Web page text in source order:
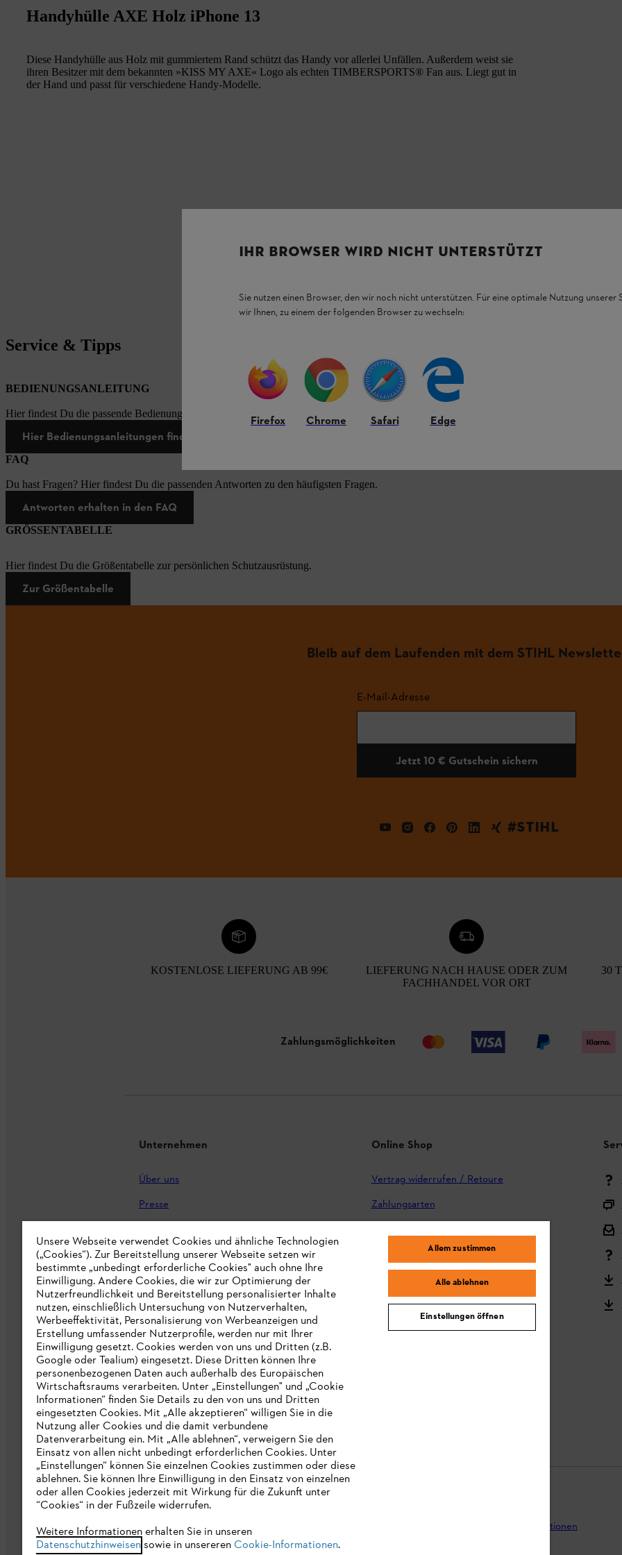
Handyhülle AXE Holz iPhone 13
Diese Handyhülle aus Holz mit gummiertem Rand schützt das Handy vor allerlei Unfällen. Außerdem weist sie
ihren Besitzer mit dem bekannten »KISS MY AXE« Logo als echten TIMBERSPORTS® Fan aus. Liegt gut in
der Hand und passt für verschiedene Handy-Modelle.
Service & Tipps
BEDIENUNGSANLEITUNG
Hier findest Du die passende Bedienungsanleitungen zu unseren STIHL Produkten.
Hier Bedienungsanleitungen finden
FAQ
Du hast Fragen? Hier findest Du die passenden Antworten zu den häufigsten Fragen.
Antworten erhalten in den FAQ
GRÖSSENTABELLE
Hier findest Du die Größentabelle zur persönlichen Schutzausrüstung.
Zur Größentabelle
Bleib auf dem Laufenden mit dem STIHL
E-Mail-Adresse
Jetzt 10 € Gutschein sichern
#STIHL
KOSTENLOSE LIEFERUNG AB 99€
LIEFERUNG NACH HAUSE ODER ZUM
FACHHANDEL VOR ORT
30
Zahlungsmöglichkeiten
Unternehmen
Über uns
Presse
STIHL Markenshop
Nachhaltigkeit
STIHL Hinweisgebersystem
Informationen für Lieferunternehmen
Erklärung zur Barrierefreiheit
Produktpiraterie
Fakten zu STIHL
Online Shop
Vertrag widerrufen / Retoure
Zahlungsarten
Reklamation und Garantie
STIHL Kooperationsprogramm
STIHL Bedienungsanleitungen
MY STIHL
Allgemeine Geschäftsbedingungen Rechtliche Informationen
IHR BROWSER WIRD NICHT UNTERSTÜTZT
Sie nutzen einen Browser, den wir noch nicht unterstützen. Für eine optimale Nutzung unserer
wir Ihnen, zu einem der folgenden Browser zu wechseln:
Firefox Chrome Safari Edge
Unsere Webseite verwendet Cookies und ähnliche Technologien
(„Cookies“). Zur Bereitstellung unserer Webseite setzen wir
bestimmte „unbedingt erforderliche Cookies" auch ohne Ihre
Einwilligung. Andere Cookies, die wir zur Optimierung der
Nutzerfreundlichkeit und Bereitstellung personalisierter Inhalte
nutzen, einschließlich Untersuchung von Nutzerverhalten,
Werbeeffektivität, Personalisierung von Werbeanzeigen und
Erstellung umfassender Nutzerprofile, werden nur mit Ihrer
Einwilligung gesetzt. Cookies werden von uns und Dritten (z.B.
Google oder Tealium) eingesetzt. Diese Dritten können Ihre
personenbezogenen Daten auch außerhalb des Europäischen
Wirtschaftsraums verarbeiten. Unter „Einstellungen" und „Cookie
Informationen“ finden Sie Details zu den von uns und Dritten
eingesetzten Cookies. Mit „Alle akzeptieren“ willigen Sie in die
Nutzung aller Cookies und die damit verbundene
Datenverarbeitung ein. Mit „Alle ablehnen“, verweigern Sie den
Einsatz von allen nicht unbedingt erforderlichen Cookies. Unter
„Einstellungen“ können Sie einzelnen Cookies zustimmen oder diese
ablehnen. Sie können Ihre Einwilligung in den Einsatz von einzelnen
oder allen Cookies jederzeit mit Wirkung für die Zukunft unter
“Cookies“ in der Fußzeile widerrufen.
Weitere Informationen erhalten Sie in unseren
Datenschutzhinweisensowie in unsereren Cookie-Informationen.
Allem zustimmen
Alle ablehnen
Einstellungen öffnen